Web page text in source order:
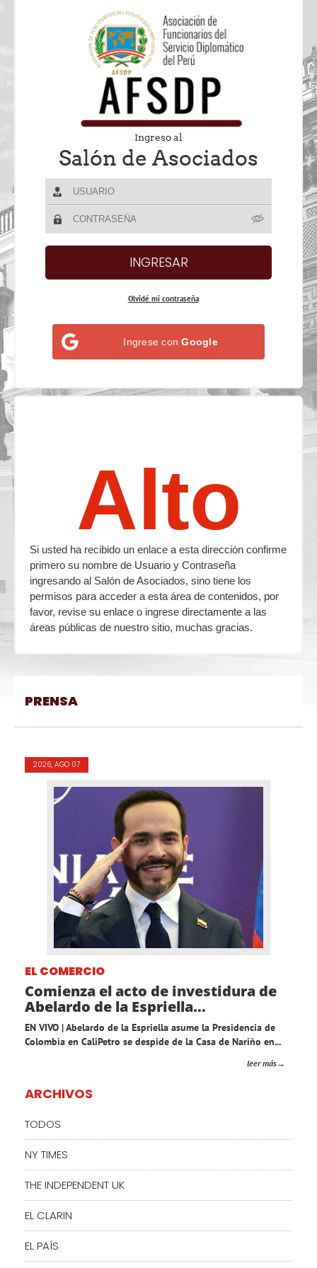
Ingreso al
Salón de Asociados
Olvidé mi contraseña
Ingrese conGoogle
Alto
Si usted ha recibido un enlace a esta dirección confirme
primero su nombre de Usuario y Contraseña
ingresando al Salón de Asociados, sino tiene los
permisos para acceder a esta área de contenidos, por
favor, revise su enlace o ingrese directamente a las
áreas públicas de nuestro sitio, muchas gracias.
PRENSA
2026, AGO 07
EL COMERCIO
Comienza el acto de investidura de
Abelardo de la Espriella...
EN VIVO | Abelardo de la Espriella asume la Presidencia de
Colombia en CaliPetro se despide de la Casa de Nariño en...
leer más
ARCHIVOS
TODOS
NY TIMES
THE INDEPENDENT UK
EL CLARIN
EL PAÍS